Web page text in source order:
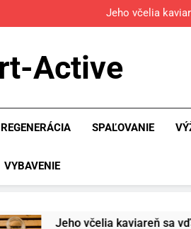
Jeho včelia
Povinná
Jeho včelia
Active
REGENERÁCIA SPAĽOVANIE
VYBAVENIE
včelia kaviareň sa vďaka Temu